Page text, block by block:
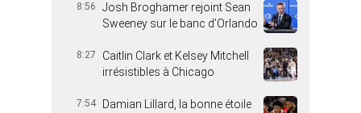
8:56
Josh Broghamer rejoint Sean
Sweeney sur le banc d’Orlando
8:27
Caitlin Clark et Kelsey Mitchell
irrésistibles à Chicago
7:54
Damian Lillard, la bonne étoile